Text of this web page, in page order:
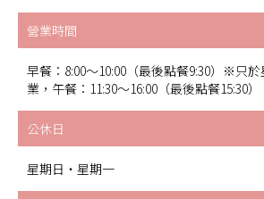
營業時間
早餐：8:00〜10:00（最後點餐9:30）※只
業，午餐：11:30〜16:00（最後點餐15:30）
公休日
星期日・星期一